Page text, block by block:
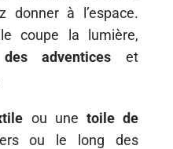
donner à l’espace.
coupe la lumière,
adventices et
ou une toile de
ou le long des